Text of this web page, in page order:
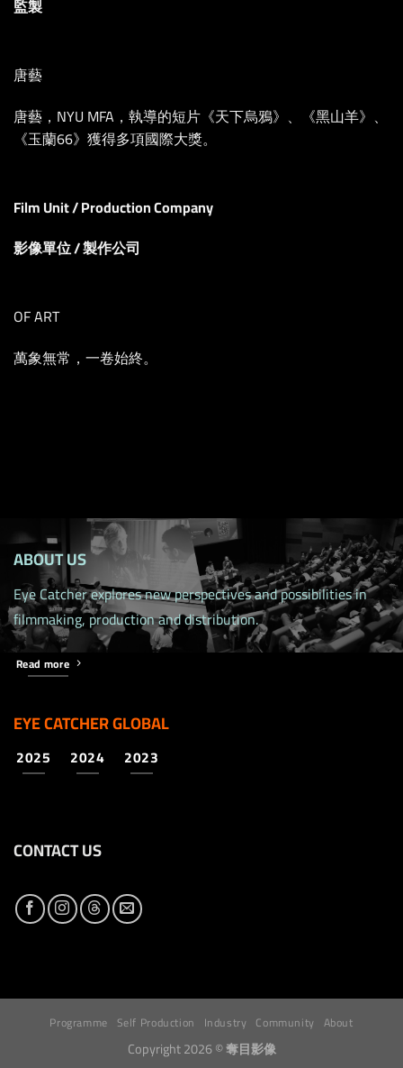
監製
唐藝
唐藝，NYU MFA，執導的短片《天下烏鴉》、《黑山羊》、
《玉蘭66》獲得多項國際大獎。
Film Unit / Production Company
影像單位 / 製作公司
OF ART
萬象無常，一卷始終。
ABOUT US
Eye Catcher explores new perspectives and possibilities in
filmmaking, production and distribution.
Read more
EYE CATCHER GLOBAL
2025 2024 2023
CONTACT US
Programme Self Production Industry Community About
Copyright 2026 ©奪目影像